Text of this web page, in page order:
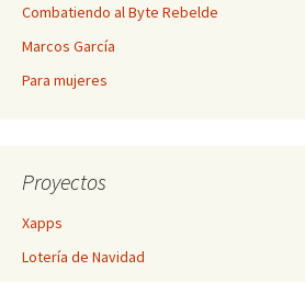
Combatiendo al Byte Rebelde
Marcos García
Para mujeres
Proyectos
Xapps
Lotería de Navidad